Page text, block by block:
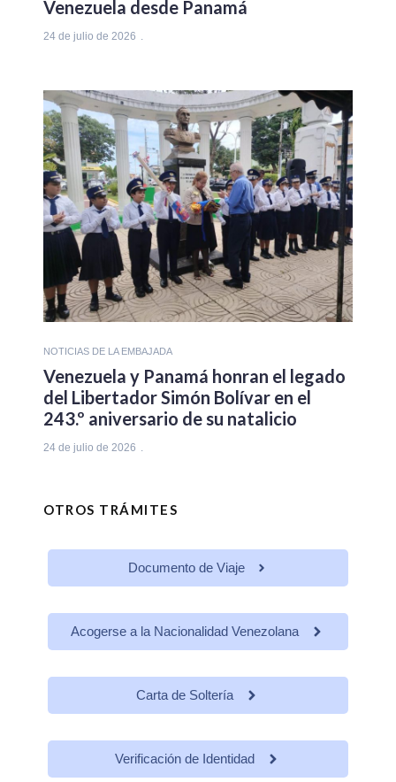
Venezuela desde Panamá
24 de julio de 2026
NOTICIAS DE LA EMBAJADA
Venezuela y Panamá honran el legado
del Libertador Simón Bolívar en el
243.º aniversario de su natalicio
24 de julio de 2026
OTROS TRÁMITES
Documento de Viaje
Acogerse a la Nacionalidad Venezolana
Carta de Soltería
Verificación de Identidad